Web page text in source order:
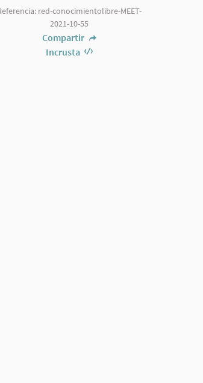
red-conocimientolibre-MEET-
2021-10-55
Compartir
Incrusta